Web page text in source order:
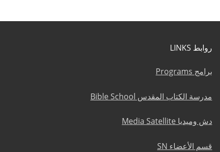
روابط LINKS
برامج Programs
مدرسة الكتاب المقدس Bible School
دش وميديا Media Satellite
قسم الأعضاء SN